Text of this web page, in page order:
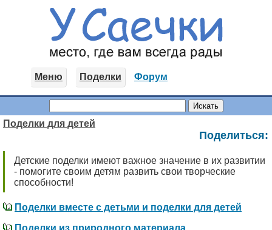
Меню Поделки Форум
Поделки для детей
Поделиться:
Детские поделки имеют важное значение в их развитии
- помогите своим детям развить свои творческие
способности!
Поделки вместе с детьми и поделки для детей
Поделки из природного материала